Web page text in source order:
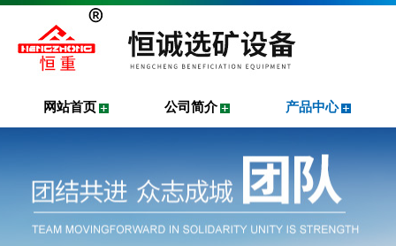
网站首页 公司简介 产品中心